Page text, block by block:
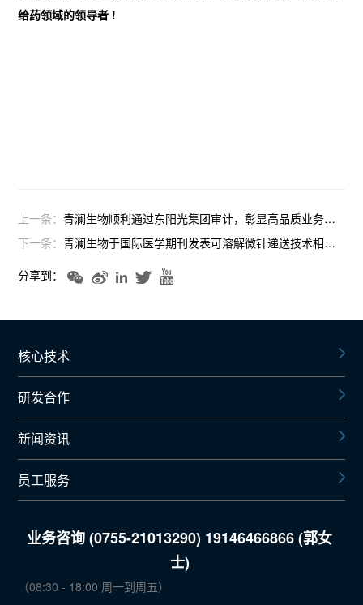
给药领域的领导者 !
上一条：青澜生物顺利通过东阳光集团审计，彰显高品质业务水平
下一条：青澜生物于国际医学期刊发表可溶解微针递送技术相关论文
分享到：
核心技术
研发合作
新闻资讯
员工服务
业务咨询 (0755-21013290) 19146466866 (郭女
士)
（08:30 - 18:00 周一到周五）